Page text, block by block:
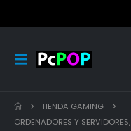
TIENDA GAMING
ORDENADORES Y SERVIDORES,